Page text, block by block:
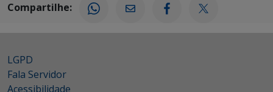
Compartilhe:
LGPD
Fala Servidor
Acessibilidade